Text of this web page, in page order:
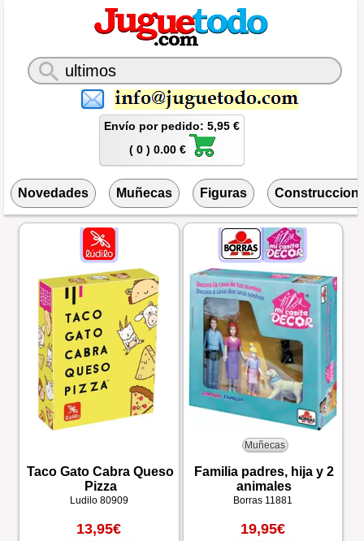
Envío por pedido: 5,95 €
( 0 ) 0.00 €
Novedades Muñecas Figuras
Taco Gato Cabra Queso
Pizza
Ludilo 80909
13,95€
Muñecas
Familia padres, hija y 2
animales
Borras 11881
19,95€